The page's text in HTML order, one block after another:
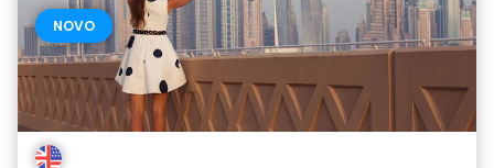
NOVO